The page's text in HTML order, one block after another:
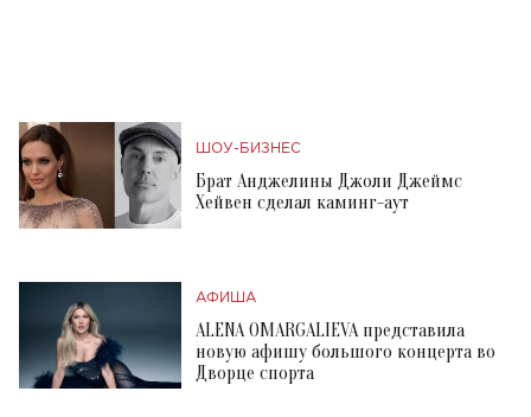
ШОУ-БИЗНЕС
Брат Анджелины Джоли Джеймс
Хейвен сделал каминг-аут
АФИША
ALENA OMARGALIEVA представила
новую афишу большого концерта во
Дворце спорта